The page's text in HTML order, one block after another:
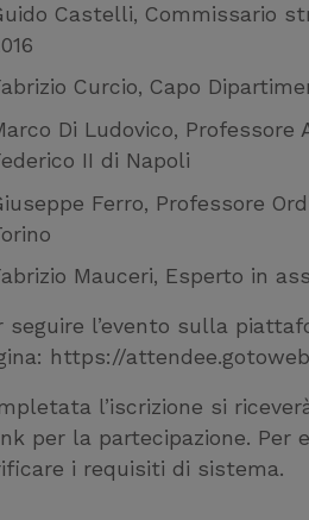
Castelli, Commissario
Curcio, Capo
Di Ludovico, Professore
II di Napoli
Ferro, Professore
Mauceri, Esperto in
seguire l’evento sulla
https://
l’iscrizione si
per la partecipazione. Per
i requisiti di sistema.